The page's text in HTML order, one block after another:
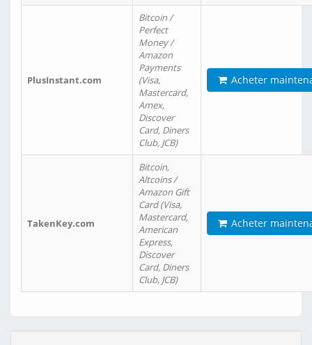
PlusInstant.com
Bitcoin /
Perfect
Money /
Amazon
Payments
(Visa,
Mastercard,
Amex,
Discover
Card, Diners
Club, JCB)
Acheter
TakenKey.com
Bitcoin,
Altcoins /
Amazon Gift
Card (Visa,
Mastercard,
American
Express,
Discover
Card, Diners
Club, JCB)
Acheter